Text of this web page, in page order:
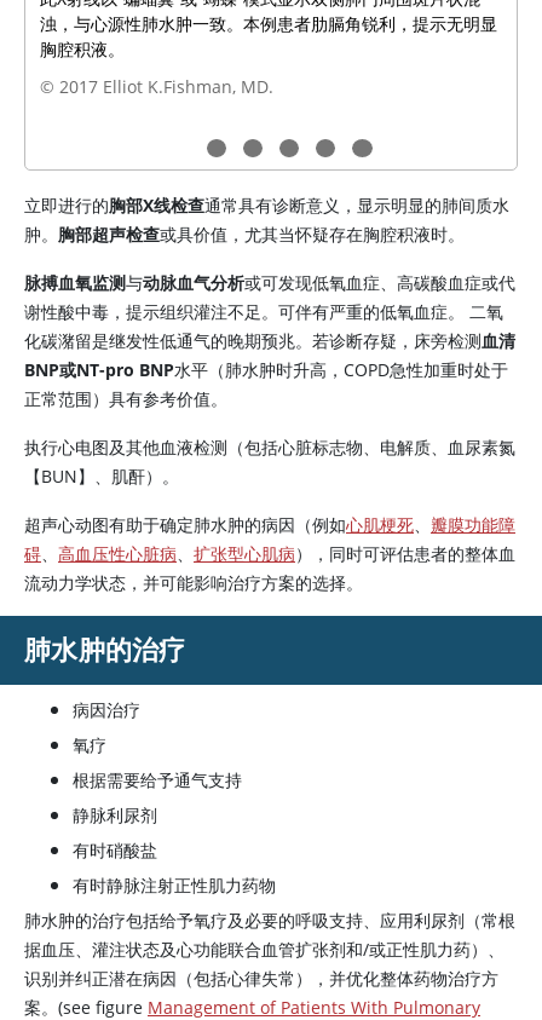
浊，与心源性肺水肿一致。本例患者肋膈角锐利，提示无明显
胸腔积液。
© 2017 Elliot K.Fishman, MD.
立即进行的胸部X线检查通常具有诊断意义，显示明显的肺间质水
肿。 胸部超声检查或具价值，尤其当怀疑存在胸腔积液时。
脉搏血氧监测与动脉血气分析或可发现低氧血症、高碳酸血症或代
谢性酸中毒，提示组织灌注不足。可伴有严重的低氧血症。 二氧
化碳潴留是继发性低通气的晚期预兆。若诊断存疑，床旁检测血清
BNP或NT-pro BNP水平（肺水肿时升高，COPD急性加重时处于
正常范围）具有参考价值。
执行心电图及其他血液检测（包括心脏标志物、电解质、血尿素氮
【BUN】、肌酐）。
超声心动图有助于确定肺水肿的病因（例如心肌梗死、 瓣膜功能障
碍、 高血压性心脏病、 扩张型心肌病），同时可评估患者的整体血
流动力学状态，并可能影响治疗方案的选择。
肺水肿的治疗
病因治疗
氧疗
根据需要给予通气支持
静脉利尿剂
有时硝酸盐
有时静脉注射正性肌力药物
肺水肿的治疗包括给予氧疗及必要的呼吸支持、应用利尿剂（常根
据血压、灌注状态及心功能联合血管扩张剂和/或正性肌力药）、
识别并纠正潜在病因（包括心律失常），并优化整体药物治疗方
案。(see figure Management of Patients With Pulmonary